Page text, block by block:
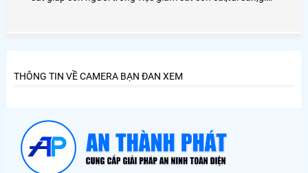
THÔNG TIN VỀ CAMERA BẠN ĐAN XEM